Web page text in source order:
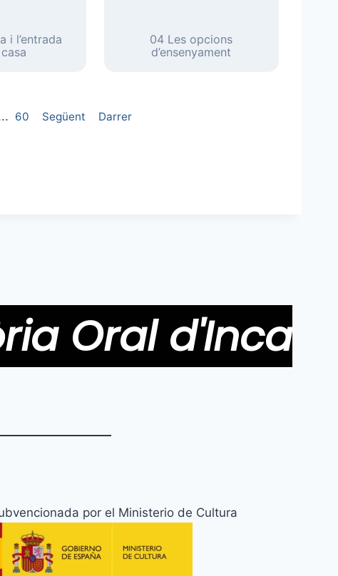
i l’entrada
04 Les opcions
d’ensenyament
60 Següent Darrer
Oral d'Inca
por el Ministerio de Cultura